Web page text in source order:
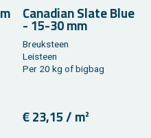
Ca­na­di­an Slate Blue
- 15-30 mm
Breuk­steen
Lei­steen
Per 20 kg of big­bag
€ 23,15 / m²